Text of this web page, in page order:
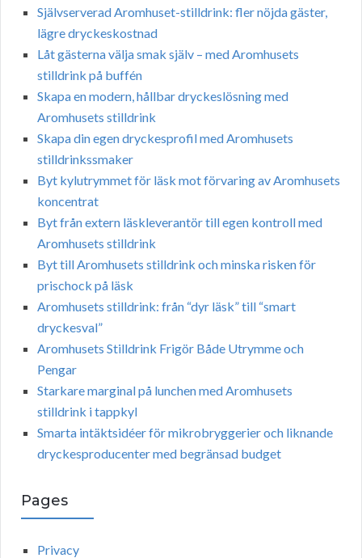
Självserverad Aromhuset-stilldrink: fler nöjda gäster,
lägre dryckeskostnad
Låt gästerna välja smak själv – med Aromhusets
stilldrink på buffén
Skapa en modern, hållbar dryckeslösning med
Aromhusets stilldrink
Skapa din egen dryckesprofil med Aromhusets
stilldrinkssmaker
Byt kylutrymmet för läsk mot förvaring av Aromhusets
koncentrat
Byt från extern läskleverantör till egen kontroll med
Aromhusets stilldrink
Byt till Aromhusets stilldrink och minska risken för
prischock på läsk
Aromhusets stilldrink: från “dyr läsk” till “smart
dryckesval”
Aromhusets Stilldrink Frigör Både Utrymme och
Pengar
Starkare marginal på lunchen med Aromhusets
stilldrink i tappkyl
Smarta intäktsidéer för mikrobryggerier och liknande
dryckesproducenter med begränsad budget
Pages
Privacy